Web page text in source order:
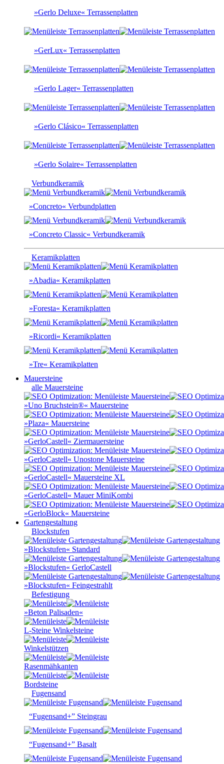
»Gerlo Deluxe« Terrassenplatten
»GerLux« Terrassenplatten
»Gerlo Lager« Terrassenplatten
»Gerlo Clásico« Terrassenplatten
»Gerlo Solaire« Terrassenplatten
Verbundkeramik
»Concreto« Verbundplatten
»Concreto Classic« Verbundkeramik
Keramikplatten
»Abadia« Keramikplatten
»Foresta« Keramikplatten
»Ricordi« Keramikplatten
»Tre« Keramikplatten
Mauersteine
alle Mauersteine
»Uno Bruchstein®« Mauersteine
»Plaza« Mauersteine
»GerloCastell« Ziermauersteine
»GerloCastell« Unostone Mauersteine
»GerloCastell« Mauersteine XL
»GerloCastell« Mauer MiniKombi
»GerloBlock« Mauersteine
Gartengestaltung
Blockstufen
»Blockstufen« Standard
»Blockstufen« GerloCastell
»Blockstufen« Feingestrahlt
Befestigung
»Beton Palisaden«
L-Steine Winkelsteine
Winkelstützen
Rasenmähkanten
Bordsteine
Fugensand
“Fugensand+” Steingrau
“Fugensand+” Basalt